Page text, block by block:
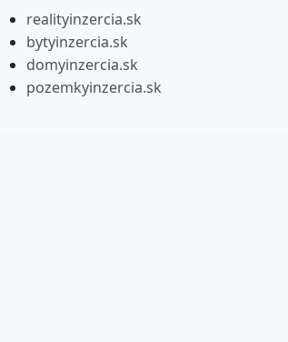
realityinzercia.sk
bytyinzercia.sk
domyinzercia.sk
pozemkyinzercia.sk